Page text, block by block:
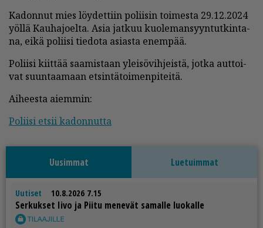
Ka­don­nut mies löy­det­tiin po­lii­sin toi­mes­ta 29.12.2024
yöl­lä Kau­ha­jo­el­ta. Asia jat­kuu kuo­le­man­syyn­tut­kin­ta­
na, ei­kä po­lii­si tie­do­ta asi­as­ta enem­pää.
Po­lii­si kiit­tää saa­mis­taan ylei­sö­vih­jeis­tä, jot­ka aut­toi­
vat suun­taa­maan et­sin­tä­toi­men­pi­tei­tä.
Ai­hees­ta ai­em­min:
Po­lii­si et­sii ka­don­nut­ta
Uusimmat Luetuimmat
Uutiset 10.8.2026 7.15
Ser­kuk­set Ii­vo ja Pii­tu me­ne­vät sa­mal­le luo­kal­le